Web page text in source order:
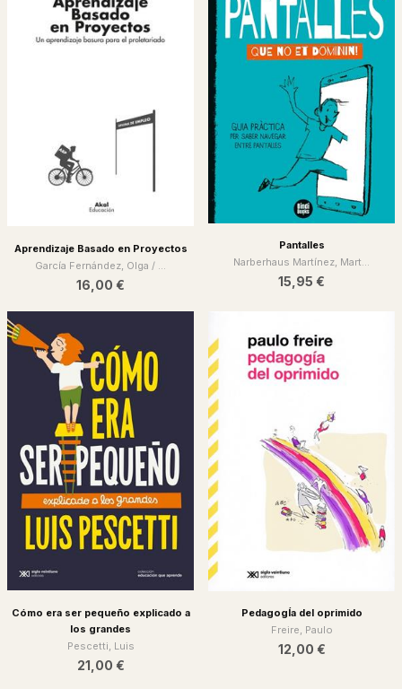
Aprendizaje Basado en Proyectos
García Fernández, Olga / ...
16,00 €
Pantalles
Narberhaus Martínez, Mart...
15,95 €
Cómo era ser pequeño explicado a
los grandes
Pescetti, Luis
21,00 €
PedagogÍa del oprimido
Freire, Paulo
12,00 €